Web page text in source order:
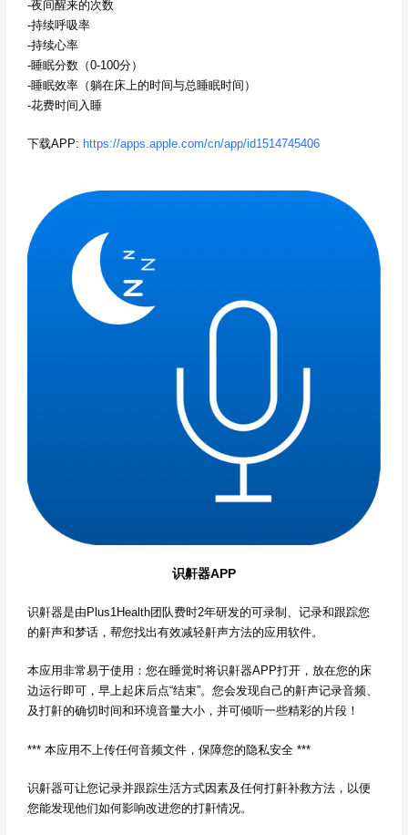
-夜间醒来的次数
-持续呼吸率
-持续心率
-睡眠分数（0-100分）
-睡眠效率（躺在床上的时间与总睡眠时间）
-花费时间入睡
下载APP: https://apps.apple.com/cn/app/id1514745406
识鼾器APP
识鼾器是由Plus1Health团队费时2年研发的可录制、记录和跟踪您
的鼾声和梦话，帮您找出有效减轻鼾声方法的应用软件。
本应用非常易于使用：您在睡觉时将识鼾器APP打开，放在您的床
边运行即可，早上起床后点“结束”。您会发现自己的鼾声记录音频、
及打鼾的确切时间和环境音量大小，并可倾听一些精彩的片段！
*** 本应用不上传任何音频文件，保障您的隐私安全 ***
识鼾器可让您记录并跟踪生活方式因素及任何打鼾补救方法，以便
您能发现他们如何影响改进您的打鼾情况。